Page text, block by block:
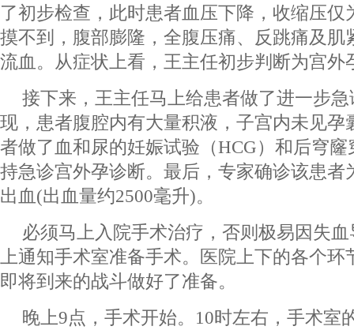
了初步检查，此时患者血压下降，收缩压仅
摸不到，腹部膨隆，全腹压痛、反跳痛及肌
流血。从症状上看，王主任初步判断为宫外
接下来，王主任马上给患者做了进一步
现，患者腹腔内有大量积液，子宫内未见孕
者做了血和尿的妊娠试验（HCG）和后穹
持急诊宫外孕诊断。最后，专家确诊该患者
出血(出血量约2500毫升)。
必须马上入院手术治疗，否则极易因失
上通知手术室准备手术。医院上下的各个环
即将到来的战斗做好了准备。
晚上9点，手术开始。10时左右，手术室